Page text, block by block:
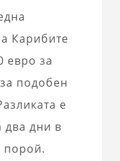
Карибите
евро за
подобен
е
два дни в
порой.